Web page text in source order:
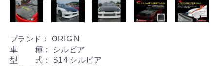
ブランド： ORIGIN
車 種： シルビア
型 式： S14 シルビア